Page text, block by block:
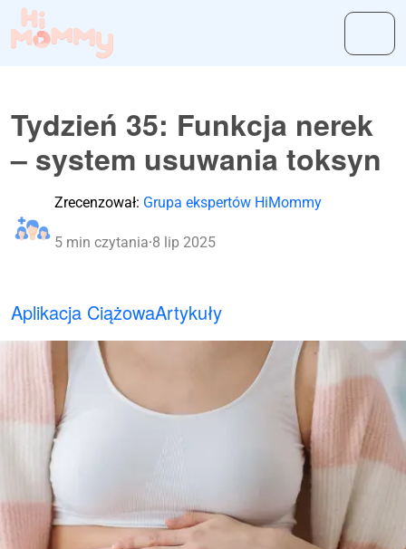
Tydzień 35: Funkcja nerek
– system usuwania toksyn
Zrecenzował: Grupa ekspertów HiMommy
5 min czytania·8 lip 2025
Aplikacja CiążowaArtykuły